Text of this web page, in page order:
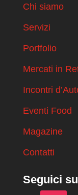
Chi siamo
Servizi
Portfolio
Mercati in
Incontri
Eventi Food
Magazine
Contatti
Seguici